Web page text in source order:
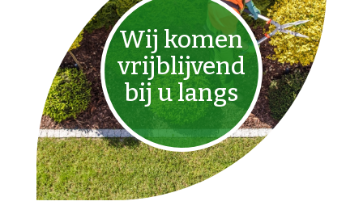
Wij komen
vrijblijvend
bij u langs